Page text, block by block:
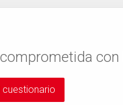
con
cuestionario